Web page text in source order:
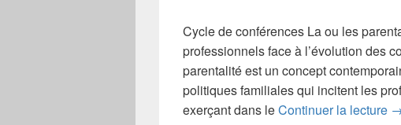
Cycle de conférences La ou les
professionnels face à l’évolution des
parentalité est un concept
politiques familiales qui incitent les
exerçant dans leContinuer la lecture